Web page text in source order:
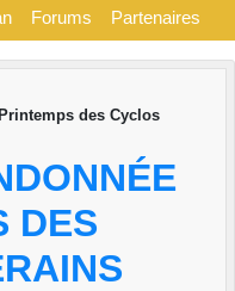
Forums Partenaires
des Cyclos
DES